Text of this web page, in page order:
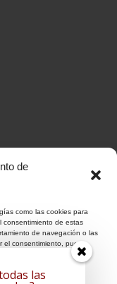
de
como las cookies para
consentimiento de estas
de navegación o las
consentimiento, puede
las